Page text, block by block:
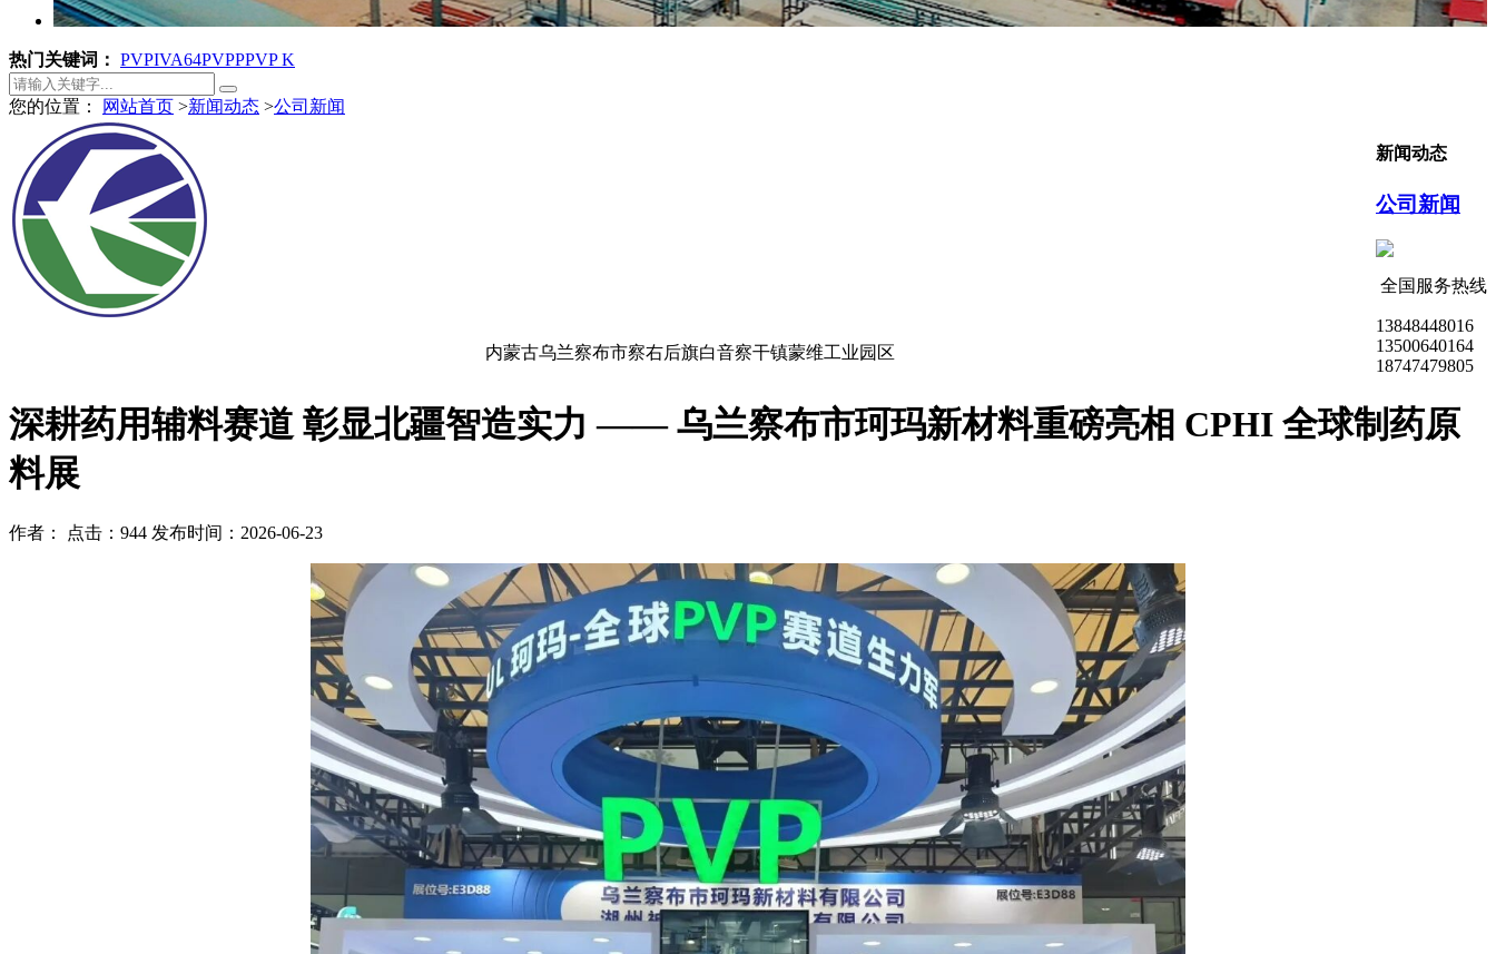
热门关键词： PVPIVA64PVPPPVP K
您的位置： 网站首页 >新闻动态 >公司新闻
新闻动态
公司新闻
全国服务热线
13848448016
13500640164
18747479805
深耕药用辅料赛道 彰显北疆智造实力 —— 乌兰察布市珂玛新材料重磅亮相 CPHI 全球制药原
料展
作者： 点击：944 发布时间：2026-06-23
内蒙古乌兰察布市察右后旗白音察干镇蒙维工业园区